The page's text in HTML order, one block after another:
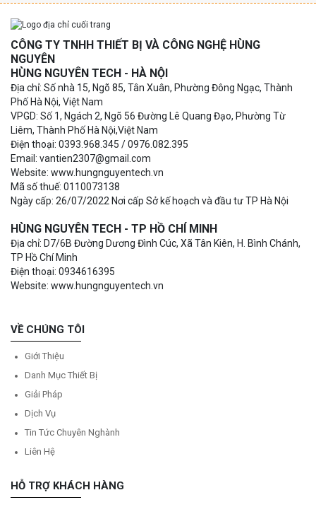
CÔNG TY TNHH THIẾT BỊ VÀ CÔNG NGHỆ HÙNG
NGUYÊN
HÙNG NGUYÊN TECH - HÀ NỘI
Địa chỉ: Số nhà 15, Ngõ 85, Tân Xuân, Phường Đông Ngạc, Thành
Phố Hà Nội, Việt Nam
VPGD: Số 1, Ngách 2, Ngõ 56 Đường Lê Quang Đạo, Phường Từ
Liêm, Thành Phố Hà Nội,Việt Nam
Điện thoại: 0393.968.345 / 0976.082.395
Email: vantien2307@gmail.com
Website: www.hungnguyentech.vn
Mã số thuế: 0110073138
Ngày cấp: 26/07/2022 Nơi cấp Sở kế hoạch và đầu tư TP Hà Nội
HÙNG NGUYÊN TECH - TP HỒ CHÍ MINH
Địa chỉ: D7/6B Đường Dương Đình Cúc, Xã Tân Kiên, H. Bình Chánh,
TP Hồ Chí Minh
Điện thoại: 0934616395
Website: www.hungnguyentech.vn
VỀ CHÚNG TÔI
Giới Thiệu
Danh Mục Thiết Bị
Giải Pháp
Dịch Vụ
Tin Tức Chuyên Nghành
Liên Hệ
HỖ TRỢ KHÁCH HÀNG